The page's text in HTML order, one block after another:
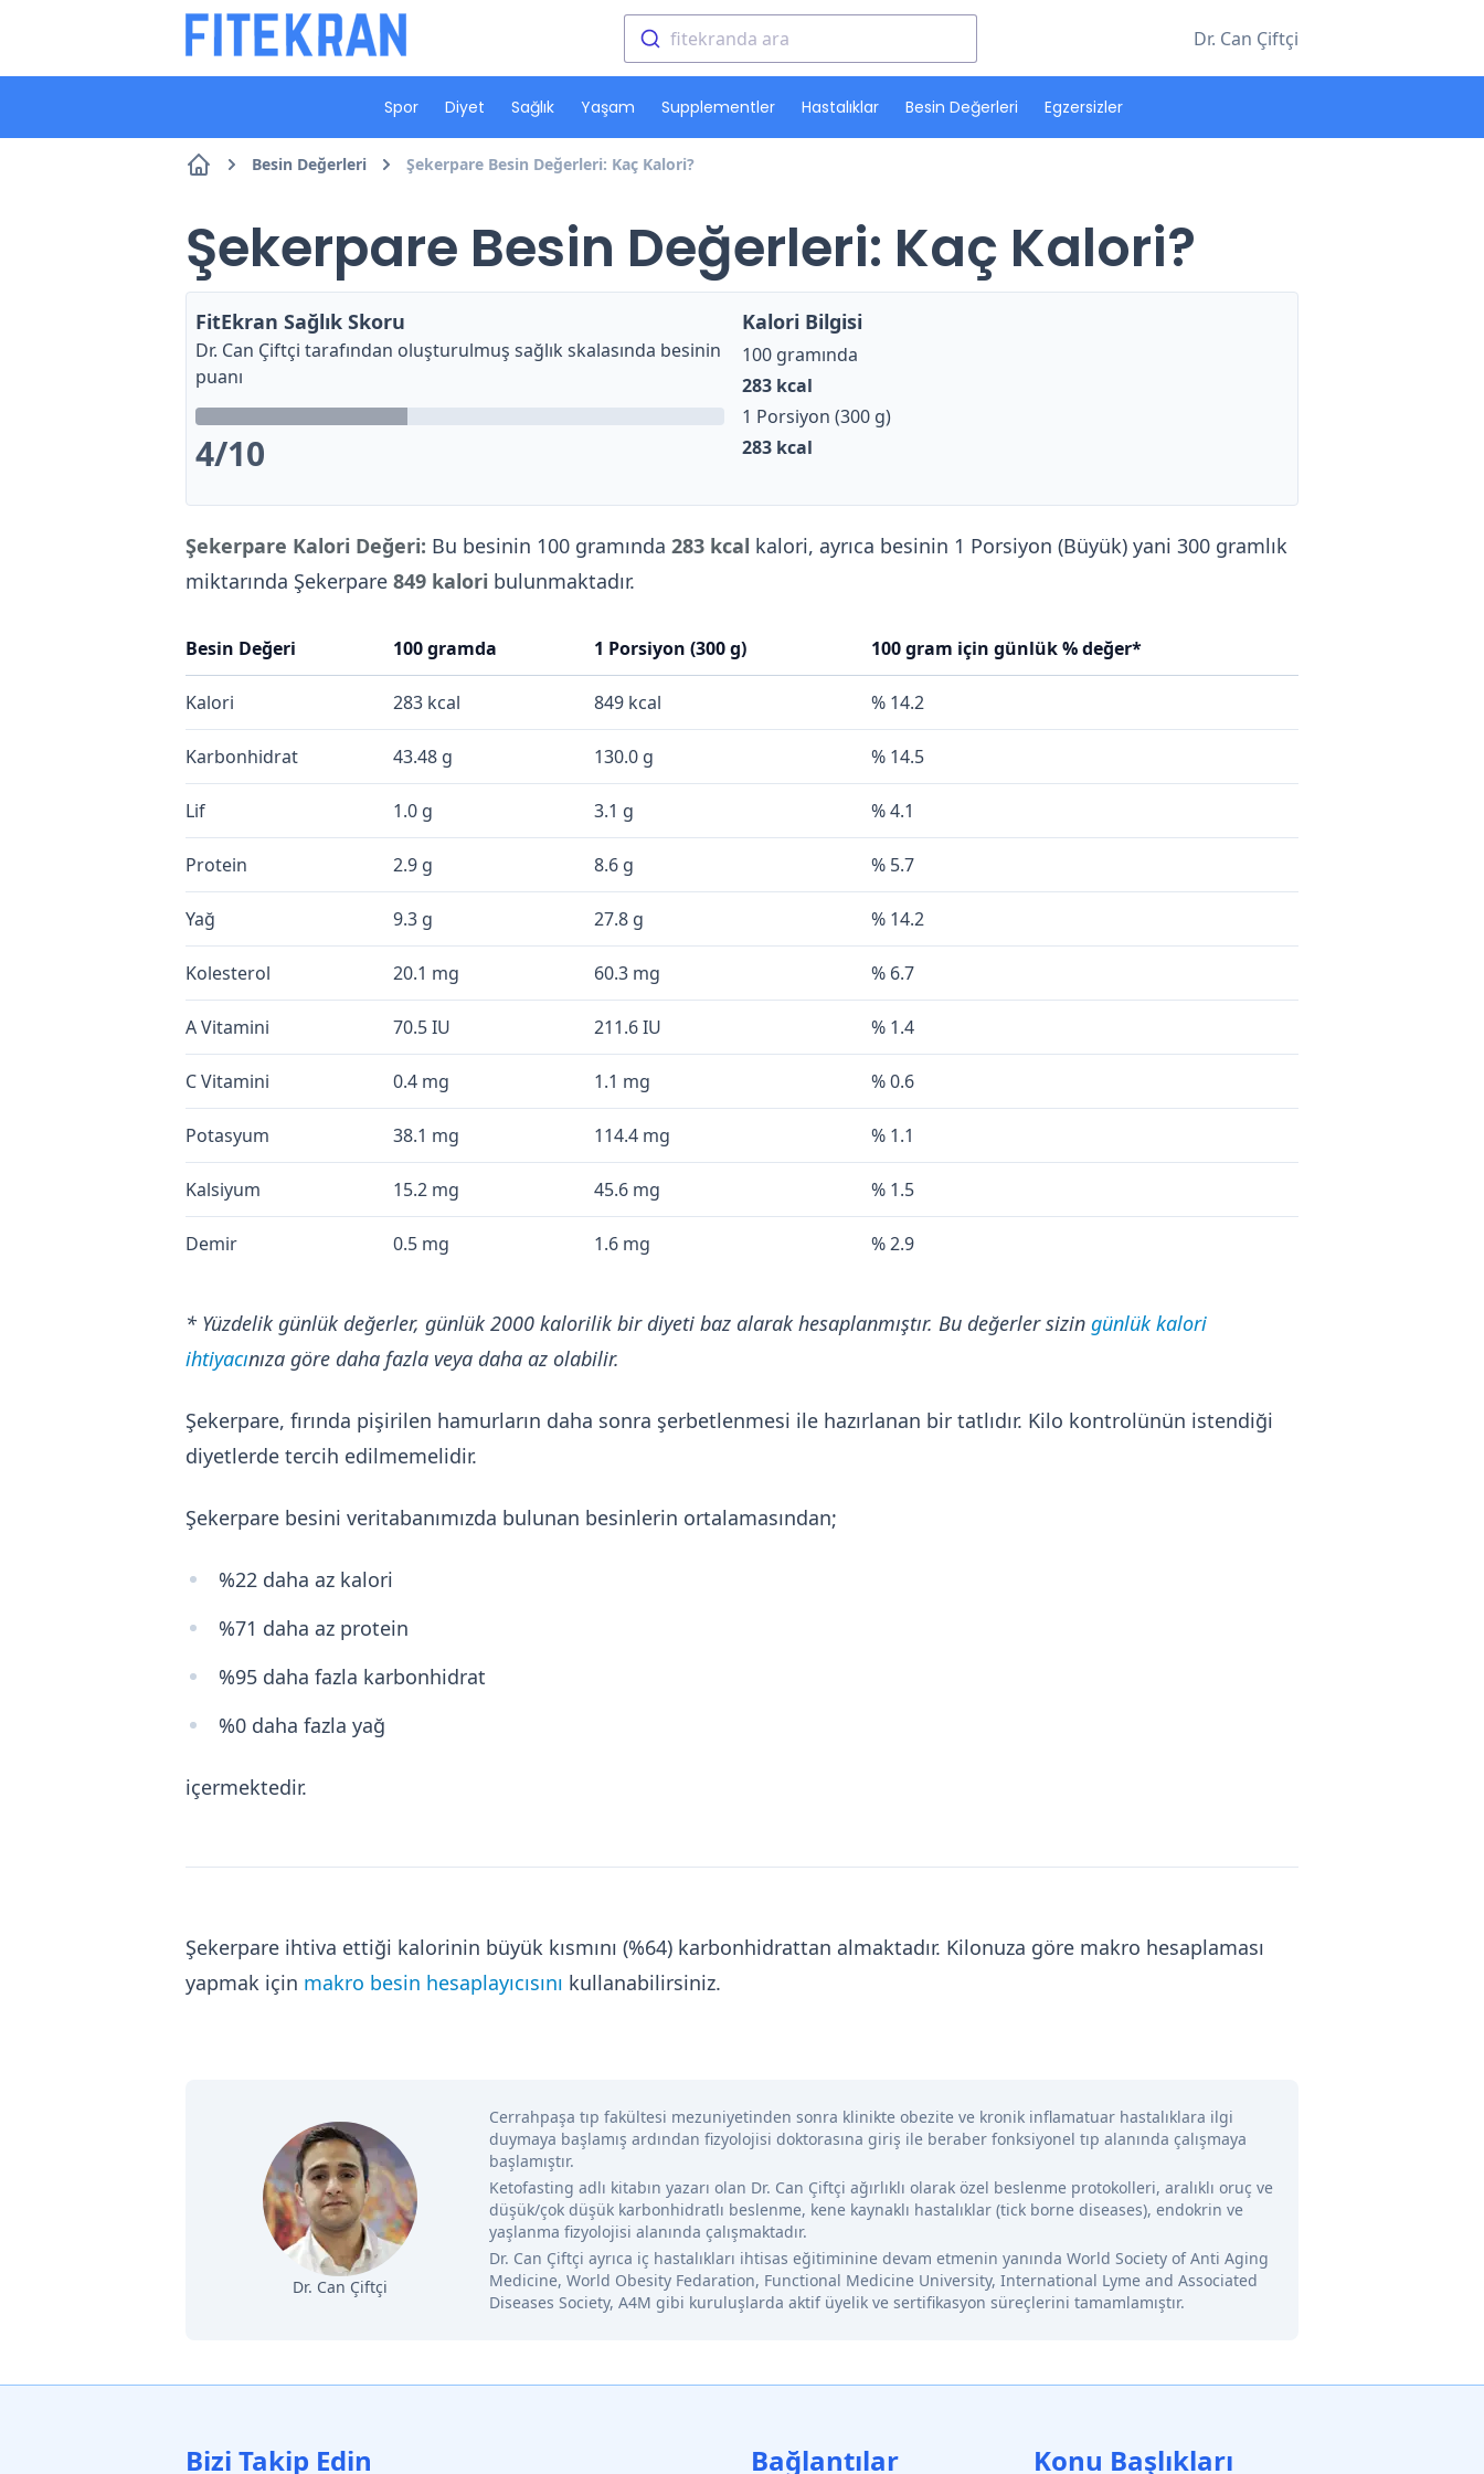
fitekranda ara Dr. Can Çiftçi
Spor Diyet Sağlık Yaşam Supplementler Hastalıklar Besin Değerleri Egzersizler
Besin Değerleri Şekerpare Besin Değerleri: Kaç Kalori?
Şekerpare Besin Değerleri: Kaç Kalori?
FitEkran Sağlık Skoru
Dr. Can Çiftçi tarafından oluşturulmuş sağlık skalasında besinin
puanı
4/10
Kalori Bilgisi
100 gramında
283 kcal
1 Porsiyon (300 g)
283 kcal
Şekerpare Kalori Değeri: Bu besinin 100 gramında 283 kcal kalori, ayrıca besinin 1 Porsiyon (Büyük) yani 300 gramlık
miktarında Şekerpare 849 kalori bulunmaktadır.
Besin Değeri 100 gramda 1 Porsiyon (300 g) 100 gram için günlük % değer*
Kalori 283 kcal 849 kcal % 14.2
Karbonhidrat 43.48 g 130.0 g % 14.5
Lif 1.0 g 3.1 g % 4.1
Protein 2.9 g 8.6 g % 5.7
Yağ 9.3 g 27.8 g % 14.2
Kolesterol 20.1 mg 60.3 mg % 6.7
A Vitamini 70.5 IU 211.6 IU % 1.4
C Vitamini 0.4 mg 1.1 mg % 0.6
Potasyum 38.1 mg 114.4 mg % 1.1
Kalsiyum 15.2 mg 45.6 mg % 1.5
Demir 0.5 mg 1.6 mg % 2.9
* Yüzdelik günlük değerler, günlük 2000 kalorilik bir diyeti baz alarak hesaplanmıştır. Bu değerler sizin günlük kalori
ihtiyacınıza göre daha fazla veya daha az olabilir.
Şekerpare, fırında pişirilen hamurların daha sonra şerbetlenmesi ile hazırlanan bir tatlıdır. Kilo kontrolünün istendiği
diyetlerde tercih edilmemelidir.
Şekerpare besini veritabanımızda bulunan besinlerin ortalamasından;
%22 daha az kalori
%71 daha az protein
%95 daha fazla karbonhidrat
%0 daha fazla yağ
içermektedir.
Şekerpare ihtiva ettiği kalorinin büyük kısmını (%64) karbonhidrattan almaktadır. Kilonuza göre makro hesaplaması
yapmak için makro besin hesaplayıcısını kullanabilirsiniz.
Dr. Can Çiftçi
Cerrahpaşa tıp fakültesi mezuniyetinden sonra klinikte obezite ve kronik inflamatuar hastalıklara ilgi
duymaya başlamış ardından fizyolojisi doktorasına giriş ile beraber fonksiyonel tıp alanında çalışmaya
başlamıştır.
Ketofasting adlı kitabın yazarı olan Dr. Can Çiftçi ağırlıklı olarak özel beslenme protokolleri, aralıklı oruç ve
düşük/çok düşük karbonhidratlı beslenme, kene kaynaklı hastalıklar (tick borne diseases), endokrin ve
yaşlanma fizyolojisi alanında çalışmaktadır.
Dr. Can Çiftçi ayrıca iç hastalıkları ihtisas eğitiminine devam etmenin yanında World Society of Anti Aging
Medicine, World Obesity Fedaration, Functional Medicine University, International Lyme and Associated
Diseases Society, A4M gibi kuruluşlarda aktif üyelik ve sertifikasyon süreçlerini tamamlamıştır.
Bizi Takip Edin Bağlantılar Konu Başlıkları